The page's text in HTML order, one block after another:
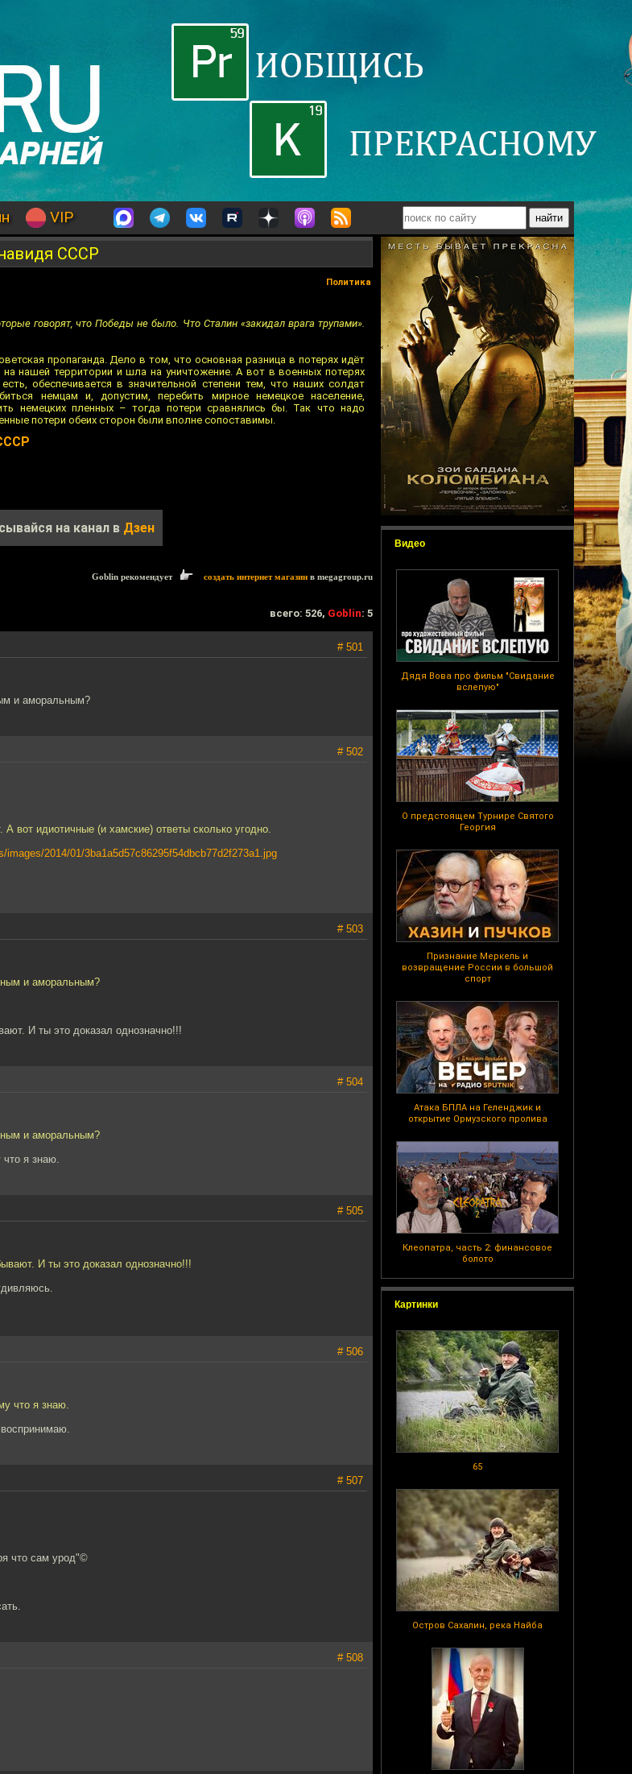
VIP
Видео
Дядя Вова про фильм "Свидание
вслепую"
О предстоящем Турнире Святого
Георгия
Признание Меркель и
возвращение России в большой
спорт
Атака БПЛА на Геленджик и
открытие Ормузского пролива
Клеопатра, часть 2: финансовое
болото
Картинки
65
Остров Сахалин, река Найба
СССР
Политика
говорят, что Победы не было. Что Сталин «закидал врага трупами».
пропаганда. Дело в том, что основная разница в потерях идёт
нашей территории и шла на уничтожение. А вот в военных потерях
обеспечивается в значительной степени тем, что наших солдат
немцам и, допустим, перебить мирное немецкое население,
немецких пленных – тогда потери сравнялись бы. Так что надо
потери обеих сторон были вполне сопоставимы.
на канал в Дзен
Goblin рекомендует создать интернет магазин в megagroup.ru
всего: 526, Goblin: 5
# 501
и аморальным?
# 502
вот идиотичные (и хамские) ответы сколько угодно.
2014/01/3ba1a5d57c86295f54dbcb77d2f273a1.jpg
# 503
и аморальным?
И ты это доказал однозначно!!!
# 504
и аморальным?
что я знаю.
# 505
И ты это доказал однозначно!!!
# 506
что я знаю.
# 507
что сам урод"©
# 508